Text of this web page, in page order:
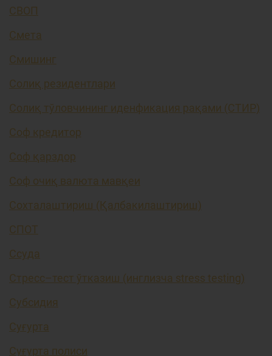
СВОП
Смета
Смишинг
Солиқ резидентлари
Солиқ тўловчининг иденфикация рақами (СТИР)
Соф кредитор
Соф қарздор
Соф очиқ валюта мавқеи
Сохталаштириш (Қалбакилаштириш)
СПОТ
Ссуда
Стресс–тест ўтказиш (инглизча stress testing)
Субсидия
Суғурта
Суғурта полиси